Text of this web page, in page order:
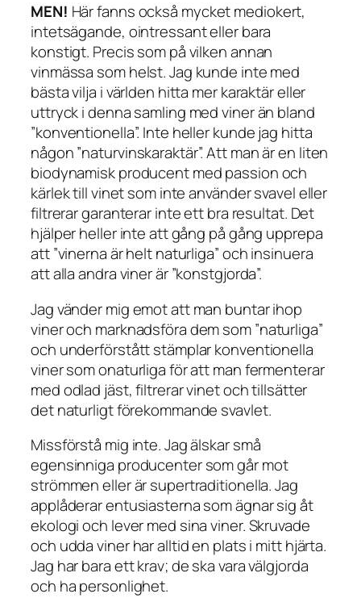
MEN! Här fanns också mycket mediokert,
intetsägande, ointressant eller bara
konstigt. Precis som på vilken annan
vinmässa som helst. Jag kunde inte med
bästa vilja i världen hitta mer karaktär eller
uttryck i denna samling med viner än bland
”konventionella”. Inte heller kunde jag hitta
någon ”naturvinskaraktär”. Att man är en liten
biodynamisk producent med passion och
kärlek till vinet som inte använder svavel eller
filtrerar garanterar inte ett bra resultat. Det
hjälper heller inte att gång på gång upprepa
att ”vinerna är helt naturliga” och insinuera
att alla andra viner är ”konstgjorda”.
Jag vänder mig emot att man buntar ihop
viner och marknadsföra dem som ”naturliga”
och underförstått stämplar konventionella
viner som onaturliga för att man fermenterar
med odlad jäst, filtrerar vinet och tillsätter
det naturligt förekommande svavlet.
Missförstå mig inte. Jag älskar små
egensinniga producenter som går mot
strömmen eller är supertraditionella. Jag
applåderar entusiasterna som ägnar sig åt
ekologi och lever med sina viner. Skruvade
och udda viner har alltid en plats i mitt hjärta.
Jag har bara ett krav; de ska vara välgjorda
och ha personlighet.